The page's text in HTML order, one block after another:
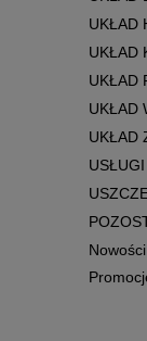
UKŁAD
UKŁAD
UKŁAD
UKŁAD
UKŁAD
USŁUGI
Nowości